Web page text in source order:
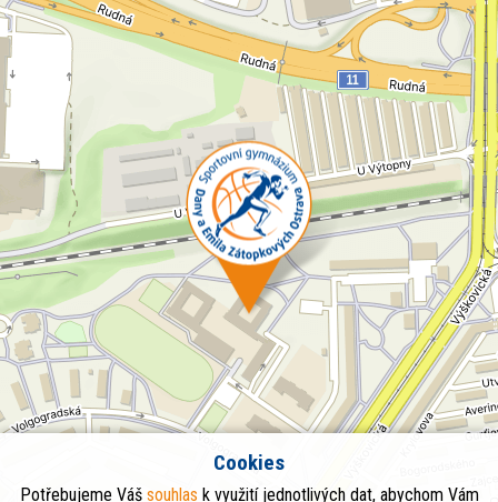
Cookies
Potřebujeme Váš souhlas k využití jednotlivých dat, abychom Vám